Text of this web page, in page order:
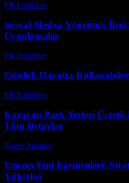
PR Publisher-
Sosyal Medya Yönetimi:
Uygulamalar
PR Publisher-
Günlük Hayatta
PR Publisher-
Karavan Park Yerleri Ücretli
Tüm Detaylar
Kamp Alanları
Uzayın Yeni Egemenleri:
Yükselişi